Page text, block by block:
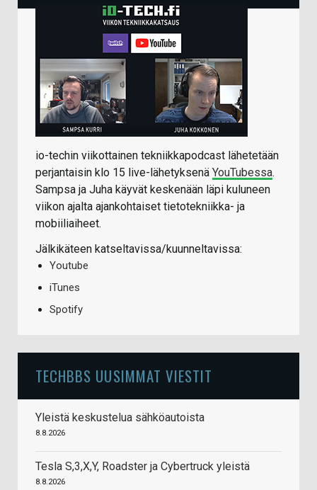
io-techin viikottainen tekniikkapodcast lähetetään
perjantaisin klo 15 live-lähetyksenä YouTubessa.
Sampsa ja Juha käyvät keskenään läpi kuluneen
viikon ajalta ajankohtaiset tietotekniikka- ja
mobiiliaiheet.
Jälkikäteen katseltavissa/kuunneltavissa:
Youtube
iTunes
Spotify
TECHBBS UUSIMMAT VIESTIT
Yleistä keskustelua sähköautoista
8.8.2026
Tesla S,3,X,Y, Roadster ja Cybertruck yleistä
8.8.2026